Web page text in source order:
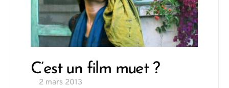
C’est un film muet ?
2 mars 2013